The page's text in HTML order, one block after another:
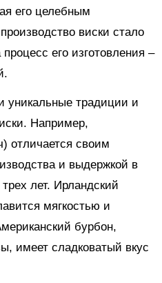
его целебным
виски стало
его изготовления –
уникальные традиции и
Например,
отличается своим
и выдержкой в
лет. Ирландский
мягкостью и
бурбон,
имеет сладковатый вкус